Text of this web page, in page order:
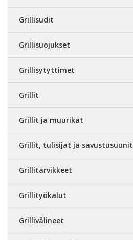
Grillisudit
Grillisuojukset
Grillisytyttimet
Grillit
Grillit ja muurikat
Grillit, tulisijat ja savustusuunit
Grillitarvikkeet
Grillityökalut
Grillivälineet